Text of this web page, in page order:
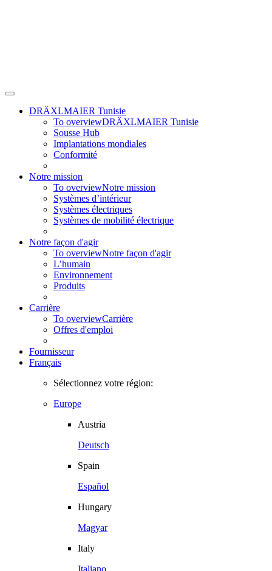
DRÄXLMAIER Tunisie
To overviewDRÄXLMAIER Tunisie
Sousse Hub
Implantations mondiales
Conformité
Notre mission
To overviewNotre mission
Systèmes d’intérieur
Systèmes électriques
Systèmes de mobilité électrique
Notre façon d'agir
To overviewNotre façon d'agir
L’humain
Environnement
Produits
Carrière
To overviewCarrière
Offres d'emploi
Fournisseur
Français
Sélectionnez votre région:
Europe
Austria
Deutsch
Spain
Español
Hungary
Magyar
Italy
Italiano